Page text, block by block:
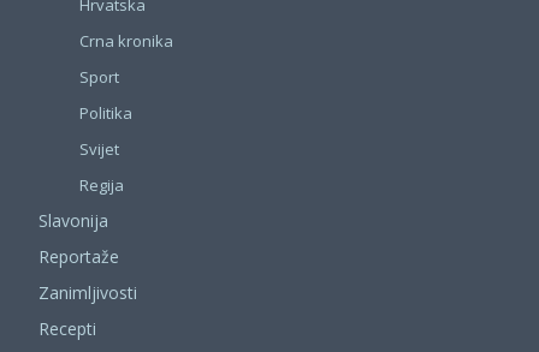
Hrvatska
Crna kronika
Sport
Politika
Svijet
Regija
Slavonija
Reportaže
Zanimljivosti
Recepti